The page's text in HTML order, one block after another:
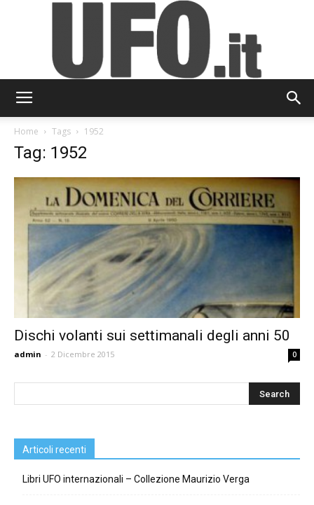
Home Tags 1952
Tag: 1952
Dischi volanti sui settimanali degli anni 50
admin - 2 Dicembre 2015 0
Articoli recenti
Libri UFO internazionali – Collezione Maurizio Verga